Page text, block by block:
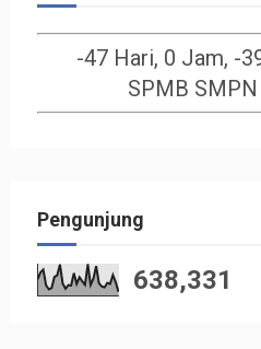
-47 Hari, 0 Jam, -
SPMB
Pengunjung
638,331